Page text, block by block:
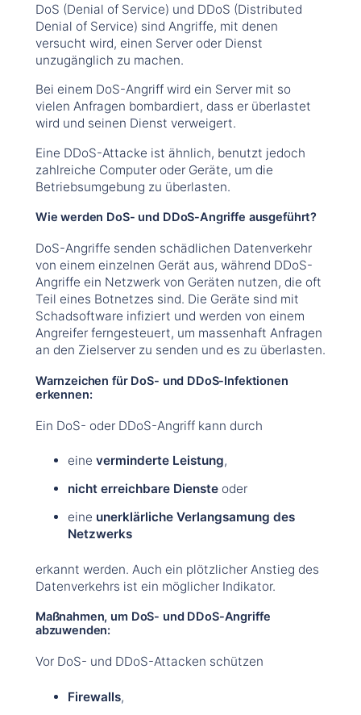
DoS (Denial of Service) und DDoS (Distributed
Denial of Service) sind Angriffe, mit denen
versucht wird, einen Server oder Dienst
unzugänglich zu machen.
Bei einem DoS-Angriff wird ein Server mit so
vielen Anfragen bombardiert, dass er überlastet
wird und seinen Dienst verweigert.
Eine DDoS-Attacke ist ähnlich, benutzt jedoch
zahlreiche Computer oder Geräte, um die
Betriebsumgebung zu überlasten.
Wie werden DoS- und DDoS-Angriffe ausgeführt?
DoS-Angriffe senden schädlichen Datenverkehr
von einem einzelnen Gerät aus, während DDoS-
Angriffe ein Netzwerk von Geräten nutzen, die oft
Teil eines Botnetzes sind. Die Geräte sind mit
Schadsoftware infiziert und werden von einem
Angreifer ferngesteuert, um massenhaft Anfragen
an den Zielserver zu senden und es zu überlasten.
Warnzeichen für DoS- und DDoS-Infektionen
erkennen:
Ein DoS- oder DDoS-Angriff kann durch
eine verminderte Leistung,
nicht erreichbare Diensteoder
eine unerklärliche Verlangsamung des
Netzwerks
erkannt werden. Auch ein plötzlicher Anstieg des
Datenverkehrs ist ein möglicher Indikator.
Maßnahmen, um DoS- und DDoS-Angriffe
abzuwenden:
Vor DoS- und DDoS-Attacken schützen
Firewalls,